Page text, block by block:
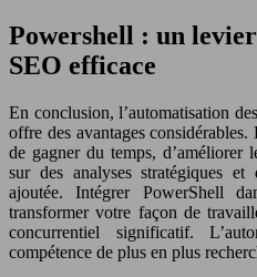
Powershell : un
SEO efficace
En conclusion, l’automatisation
offre des avantages
de gagner du temps, d’améliorer
sur des analyses stratégiques
ajoutée. Intégrer PowerShell
transformer votre façon de
concurrentiel significatif.
compétence de plus en plus